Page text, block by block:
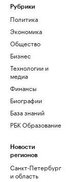
Рубрики
Политика
Экономика
Общество
Бизнес
Технологии и
медиа
Финансы
Биографии
База знаний
РБК Образование
Новости
регионов
Санкт-Петербург
и область